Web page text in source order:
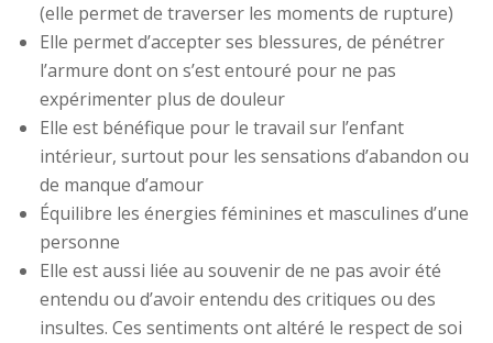
(elle permet de traverser les moments de rupture)
Elle permet d’accepter ses blessures, de pénétrer
l’armure dont on s’est entouré pour ne pas
expérimenter plus de douleur
Elle est bénéfique pour le travail sur l’enfant
intérieur, surtout pour les sensations d’abandon ou
de manque d’amour
Équilibre les énergies féminines et masculines d’une
personne
Elle est aussi liée au souvenir de ne pas avoir été
entendu ou d’avoir entendu des critiques ou des
insultes. Ces sentiments ont altéré le respect de soi